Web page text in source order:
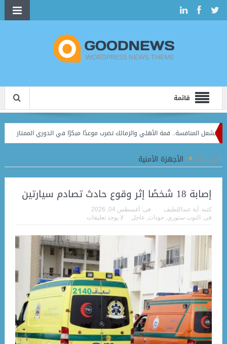
قائمة
الأهلي والزمالك تضرب موعدًا مبكرًا في الدوري الممتاز استاد القاهرة يفتح أبوابه لـ5 أندية في الموسم الجديد.. وخطة
الرئيسية الأجهزة الأمنية
إصابة 18 شخصًا إثر وقوع حادث تصادم سيارتين
كتبه: آية عبداللطيف فى: أغسطس 04, 2026
فى: التوب ستوري حوداث عاجل لا يوجد تعليقات